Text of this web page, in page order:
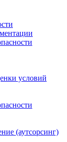
условий
(аутсорсинг)